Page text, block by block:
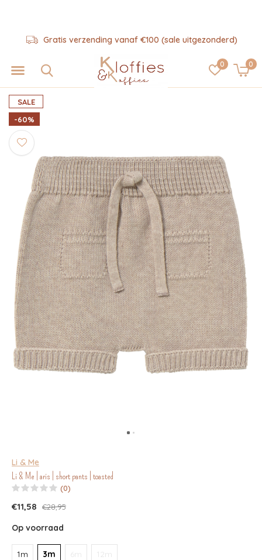
0 0
Gratis verzending vanaf €100 (sale uitgezonderd)
SALE
-60%
Li & Me
Li & Me | aris | short pants | toasted
(0)
€11,58 €28,95
Op voorraad
1m 3m 6m 12m